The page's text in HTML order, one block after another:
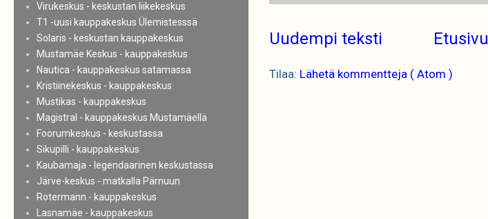
Uudempi teksti Etusivu
Tilaa: Lähetä kommentteja ( Atom )
Virukeskus - keskustan liikekeskus
T1 -uusi kauppakeskus Ülemistesssä
Solaris - keskustan kauppakeskus
Mustamäe Keskus - kauppakeskus
Nautica - kauppakeskus satamassa
Kristiinekeskus - kauppakeskus
Mustikas - kauppakeskus
Magistral - kauppakeskus Mustamäellä
Foorumkeskus - keskustassa
Sikupilli - kauppakeskus
Kaubamaja - legendaarinen keskustassa
Järve-keskus - matkalla Pärnuun
Rotermann - kauppakeskus
Lasnamäe - kauppakeskus